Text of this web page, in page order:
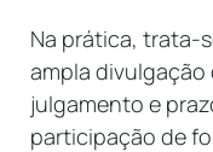
Na prática, trata-
ampla divulgação
julgamento e
participação de